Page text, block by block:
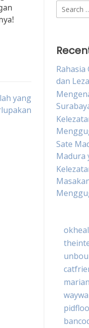
yang
Search
for:
Rahasia
dan
Sate
Madura